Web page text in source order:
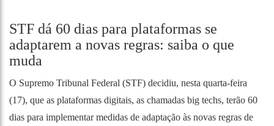
STF dá 60 dias para plataformas se
adaptarem a novas regras: saiba o que
muda
O Supremo Tribunal Federal (STF) decidiu, nesta quarta-feira
(17), que as plataformas digitais, as chamadas big techs, terão 60
dias para implementar medidas de adaptação às novas regras de